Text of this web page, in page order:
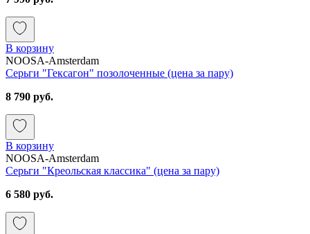
В корзину
NOOSA-Amsterdam
Серьги "Гексагон" позолоченные (цена за пару)
8 790 руб.
В корзину
NOOSA-Amsterdam
Серьги "Креольская классика" (цена за пару)
6 580 руб.